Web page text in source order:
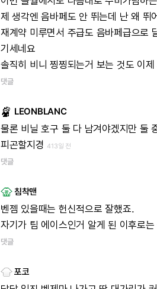
제생각엔 음바페도 안 뛰는데 난 왜 뛰
재계약 미루면서 주급도 음바페급으로
기세네요
솔직히 비니 찡찡되는거 보는 것도 이제
댓글
LEONBLANC
물론 비닐 호구 둘 다 남겨야겠지만 둘
피곤할지경 413일 전
댓글
침착맨
벤젬 있을때는 헌신적으로 잘했죠.
자기가 팀 에이스인거 알게 된 이후로는
댓글
포코